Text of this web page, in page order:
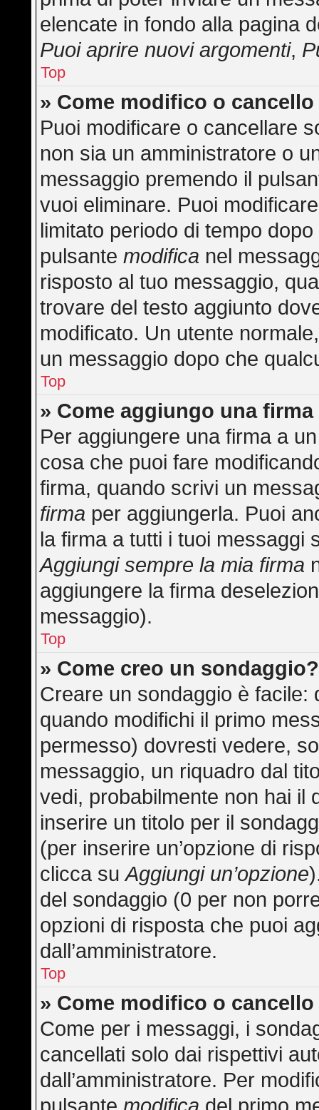
elencate in fondo alla pagina
Puoi aprire nuovi argomenti,
Top
» Come modifico o
Puoi modificare o cancellare
non sia un amministratore o
messaggio premendo il
vuoi eliminare. Puoi
limitato periodo di tempo
pulsantemodifica nel
risposto al tuo messaggio,
trovare del testo aggiunto
modificato. Un utente
un messaggio dopo che
Top
» Come aggiungo una
Per aggiungere una firma a
cosa che puoi fare
firma, quando scrivi un
firma per aggiungerla. Puoi
la firma a tutti i tuoi messaggi
Aggiungi sempre la mia firma
aggiungere la firma
messaggio).
Top
» Come creo un sondaggio?
Creare un sondaggio è
quando modifichi il primo
permesso) dovresti vedere,
messaggio, un riquadro dal
vedi, probabilmente non hai il
inserire un titolo per il
(per inserire un’opzione di
clicca suAggiungi un’opzione
del sondaggio (0 per non
opzioni di risposta che puoi
dall’amministratore.
Top
» Come modifico o
Come per i messaggi, i
cancellati solo dai rispettivi
dall’amministratore. Per